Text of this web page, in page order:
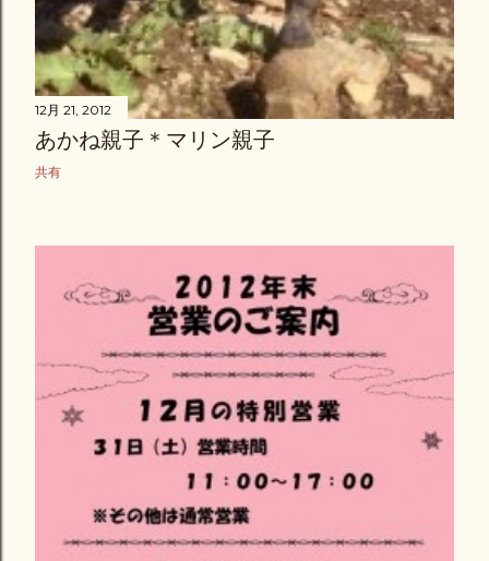
12月 21, 2012
あかね親子＊マリン親子
共有